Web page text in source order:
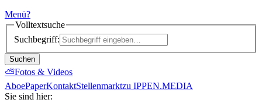
Menü?
Volltextsuche
Suchbegriff:
Suchen
⛅Fotos & Videos
AboePaperKontaktStellenmarktzu IPPEN.MEDIA
Sie sind hier: